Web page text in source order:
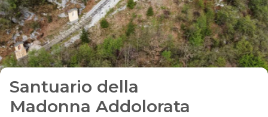
Santuario della
Madonna Addolorata